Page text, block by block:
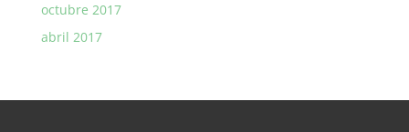
octubre 2017
abril 2017